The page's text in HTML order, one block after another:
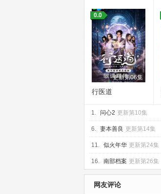
更新第06集
0.0
行医道
1. 问心2 更新第10集
6. 妻本善良 更新第14集
11. 似火年华 更新第24集
16. 南部档案 更新第26集
网友评论